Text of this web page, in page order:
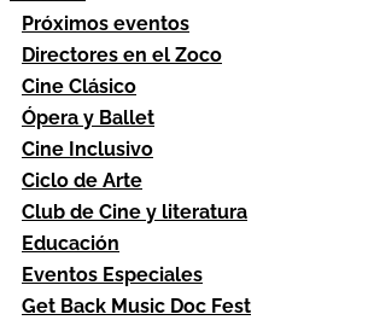
Próximos eventos
Directores en el Zoco
Cine Clásico
Ópera y Ballet
Cine Inclusivo
Ciclo de Arte
Club de Cine y literatura
Educación
Eventos Especiales
Get Back Music Doc Fest